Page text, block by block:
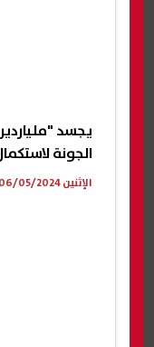
يجسد
الجونة
الإثنين 06/05/2024 04:06 م